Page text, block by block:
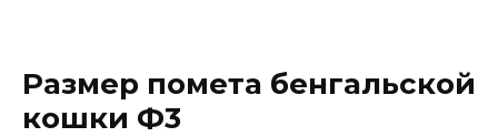
Размер помета бенгальской
кошки Ф3